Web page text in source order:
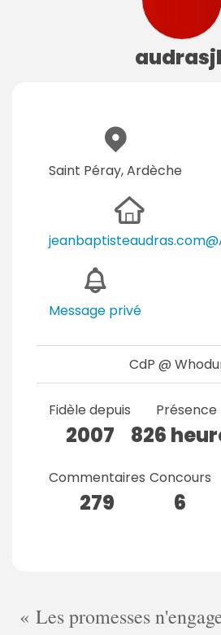
Saint Péray, Ardèche
jeanbaptisteaudras.com
Message privé
CdP @
Fidèle depuis
2007
Présence
826
Commentaires
279
Concours
6
Les promesses